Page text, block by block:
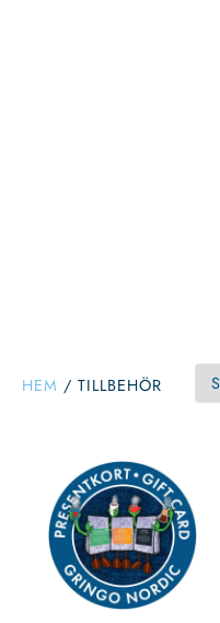
HEM / TILLBEHÖR